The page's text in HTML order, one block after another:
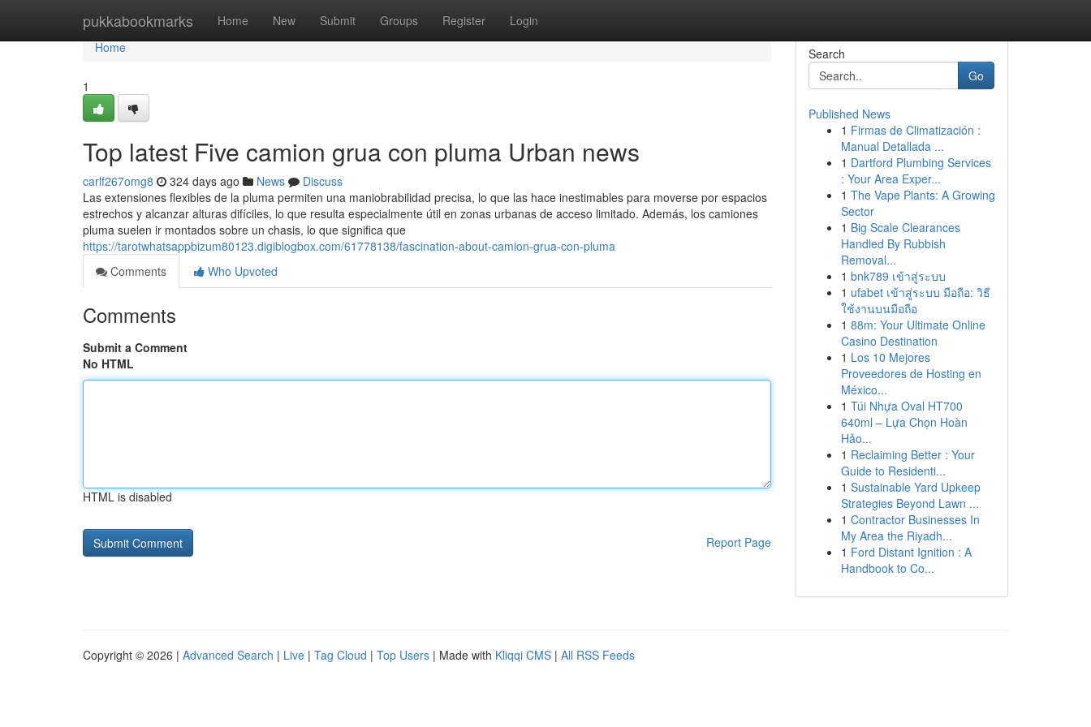
pukkabookmarks Home New Submit Groups Register Login
Home
Home
1
Top latest Five camion grua con pluma Urban news
carlf267omg8 324 days ago News
Discuss
Las extensiones flexibles de la pluma permiten una maniobrabilidad precisa, lo que las hace inestimables para moverse por espacios
estrechos y alcanzar alturas difíciles, lo que resulta especialmente útil en zonas urbanas de acceso limitado. Además, los camiones
pluma suelen ir montados sobre un chasis, lo que significa que
https://tarotwhatsappbizum80123.digiblogbox.com/61778138/fascination-about-camion-grua-con-pluma
Comments
Who Upvoted
Comments
Submit a Comment
No HTML
HTML is disabled
Report Page
Search
Go
Published News
1 Firmas de Climatización :
Manual Detallada ...
1 Dartford Plumbing Services
: Your Area Exper...
1 The Vape Plants: A Growing
Sector
1 Big Scale Clearances
Handled By Rubbish
Removal...
1 bnk789 เข้าสู่ระบบ
1 ufabet เข้าสู่ระบบ มือถือ: วิธี
ใช้งานบนมือถือ
1 88m: Your Ultimate Online
Casino Destination
1 Los 10 Mejores
Proveedores de Hosting en
México...
1 Túi Nhựa Oval HT700
640ml – Lựa Chọn Hoàn
Hảo...
1 Reclaiming Better : Your
Guide to Residenti...
1 Sustainable Yard Upkeep
Strategies Beyond Lawn ...
1 Contractor Businesses In
My Area the Riyadh...
1 Ford Distant Ignition : A
Handbook to Co...
Copyright © 2026 | Advanced Search | Live | Tag Cloud | Top Users | Made with Kliqqi CMS | All RSS Feeds